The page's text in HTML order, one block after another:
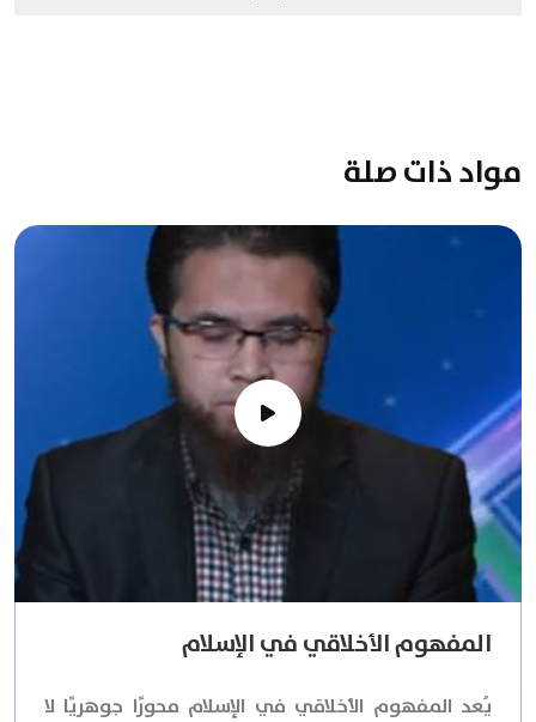
مواد ذات صلة
المفهوم الأخلاقي في الإسلام
يُعد المفهوم الأخلاقي في الإسلام محورًا جوهريًا لا